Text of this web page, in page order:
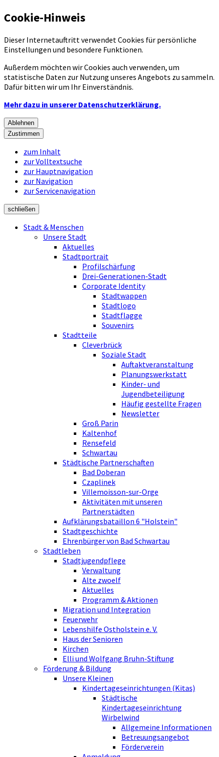
Cookie-Hinweis
Dieser Internetauftritt verwendet Cookies für persönliche
Einstellungen und besondere Funktionen.
Außerdem möchten wir Cookies auch verwenden, um
statistische Daten zur Nutzung unseres Angebots zu sammeln.
Dafür bitten wir um Ihr Einverständnis.
Mehr dazu in unserer Datenschutzerklärung.
Ablehnen
Zustimmen
zum Inhalt
zur Volltextsuche
zur Hauptnavigation
zur Navigation
zur Servicenavigation
schließen
Stadt & Menschen
Unsere Stadt
Aktuelles
Stadtportrait
Profilschärfung
Drei-Generationen-Stadt
Corporate Identity
Stadtwappen
Stadtlogo
Stadtflagge
Souvenirs
Stadtteile
Cleverbrück
Soziale Stadt
Auftaktveranstaltung
Planungswerkstatt
Kinder- und
Jugendbeteiligung
Häufig gestellte Fragen
Newsletter
Groß Parin
Kaltenhof
Rensefeld
Schwartau
Städtische Partnerschaften
Bad Doberan
Czaplinek
Villemoisson-sur-Orge
Aktivitäten mit unseren
Partnerstädten
Aufklärungsbataillon 6 "Holstein"
Stadtgeschichte
Ehrenbürger von Bad Schwartau
Stadtleben
Stadtjugendpflege
Verwaltung
Alte zwoelf
Aktuelles
Programm & Aktionen
Migration und Integration
Feuerwehr
Lebenshilfe Ostholstein e. V.
Haus der Senioren
Kirchen
Elli und Wolfgang Bruhn-Stiftung
Förderung & Bildung
Unsere Kleinen
Kindertageseinrichtungen (Kitas)
Städtische
Kindertageseinrichtung
Wirbelwind
Allgemeine Informationen
Betreuungsangebot
Förderverein